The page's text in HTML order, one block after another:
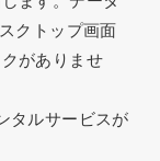
クトップ画面
がありませ
タルサービスが